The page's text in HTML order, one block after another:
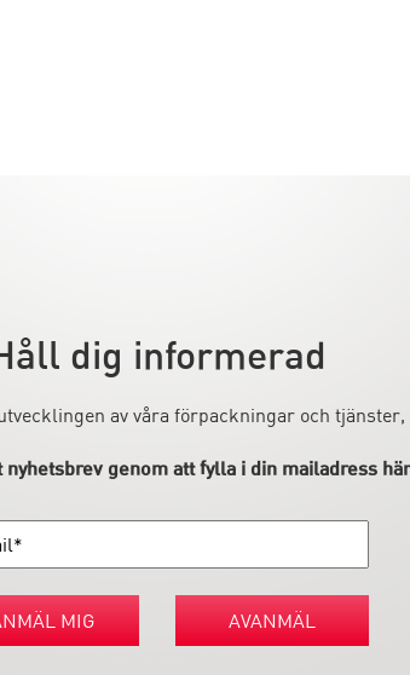
dig informerad
av våra förpackningar och
genom att fylla i din mailadress
MIG AVANMÄL